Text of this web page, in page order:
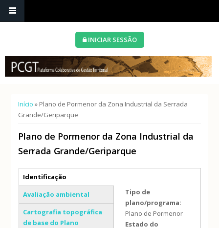
INICIAR SESSÃO
Está aqui
Início » Plano de Pormenor da Zona Industrial da Serrada
Grande/Geriparque
Plano de Pormenor da Zona Industrial da
Serrada Grande/Geriparque
Separadores verticais
Identificação
(separador ativo)
Avaliação ambiental
Cartografia topográfica
de base do Plano
Tipo de
plano/programa:
Plano de Pormenor
Estado do